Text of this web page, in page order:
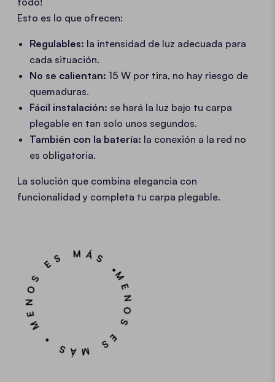
Esto es lo que ofrecen:
Regulables: la intensidad de luz adecuada para
cada situación.
No se calientan: 15 W por tira, no hay riesgo de
quemaduras.
Fácil instalación: se hará la luz bajo tu carpa
plegable en tan solo unos segundos.
También con la batería: la conexión a la red no
es obligatoria.
La solución que combina elegancia con
funcionalidad y completa tu carpa plegable.
MENOS ES MÁS • MENOS ES MÁS •